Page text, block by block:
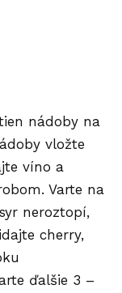
nádoby na
vložte
víno a
Varte na
neroztopí,
cherry,
ďalšie 3 –